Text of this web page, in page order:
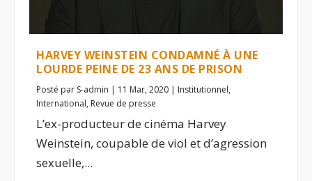
HARVEY WEINSTEIN CONDAMNÉ À UNE
LOURDE PEINE DE 23 ANS DE PRISON
Posté par S-admin | 11 Mar, 2020 | Institutionnel,
International, Revue de presse
L’ex-producteur de cinéma Harvey
Weinstein, coupable de viol et d’agression
sexuelle,...